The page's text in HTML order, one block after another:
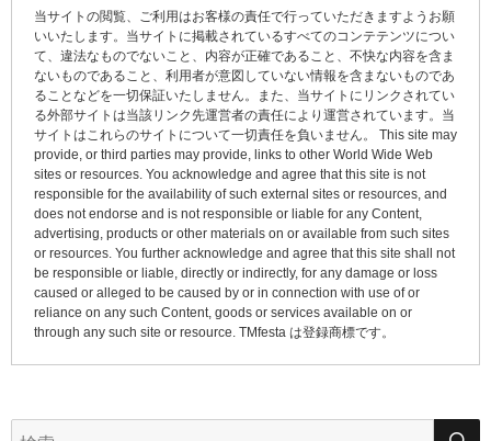
当サイトの閲覧、ご利用はお客様の責任で行っていただきますようお願
いいたします。当サイトに掲載されているすべてのコンテテンツについ
て、違法なものでないこと、内容が正確であること、不快な内容を含ま
ないものであること、利用者が意図していない情報を含まないものであ
ることなどを一切保証いたしません。また、当サイトにリンクされてい
る外部サイトは当該リンク先運営者の責任により運営されています。当
サイトはこれらのサイトについて一切責任を負いません。 This site may
provide, or third parties may provide, links to other World Wide Web
sites or resources. You acknowledge and agree that this site is not
responsible for the availability of such external sites or resources, and
does not endorse and is not responsible or liable for any Content,
advertising, products or other materials on or available from such sites
or resources. You further acknowledge and agree that this site shall not
be responsible or liable, directly or indirectly, for any damage or loss
caused or alleged to be caused by or in connection with use of or
reliance on any such Content, goods or services available on or
through any such site or resource. TMfesta は登録商標です。